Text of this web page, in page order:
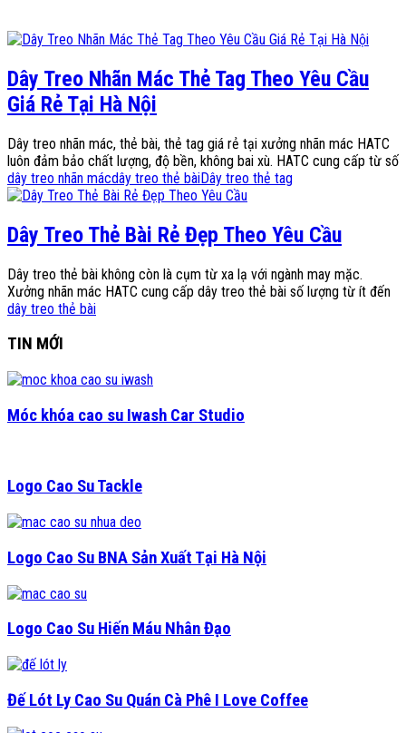
Dây Treo Nhãn Mác Thẻ Tag Theo Yêu Cầu
Giá Rẻ Tại Hà Nội
Dây treo nhãn mác, thẻ bài, thẻ tag giá rẻ tại xưởng nhãn mác HATC
luôn đảm bảo chất lượng, độ bền, không bai xù. HATC cung cấp từ số
dây treo nhãn mácdây treo thẻ bàiDây treo thẻ tag
Dây Treo Thẻ Bài Rẻ Đẹp Theo Yêu Cầu
Dây treo thẻ bài không còn là cụm từ xa lạ với ngành may mặc.
Xưởng nhãn mác HATC cung cấp dây treo thẻ bài số lượng từ ít đến
dây treo thẻ bài
TIN MỚI
Móc khóa cao su Iwash Car Studio
Logo Cao Su Tackle
Logo Cao Su BNA Sản Xuất Tại Hà Nội
Logo Cao Su Hiến Máu Nhân Đạo
Đế Lót Ly Cao Su Quán Cà Phê I Love Coffee